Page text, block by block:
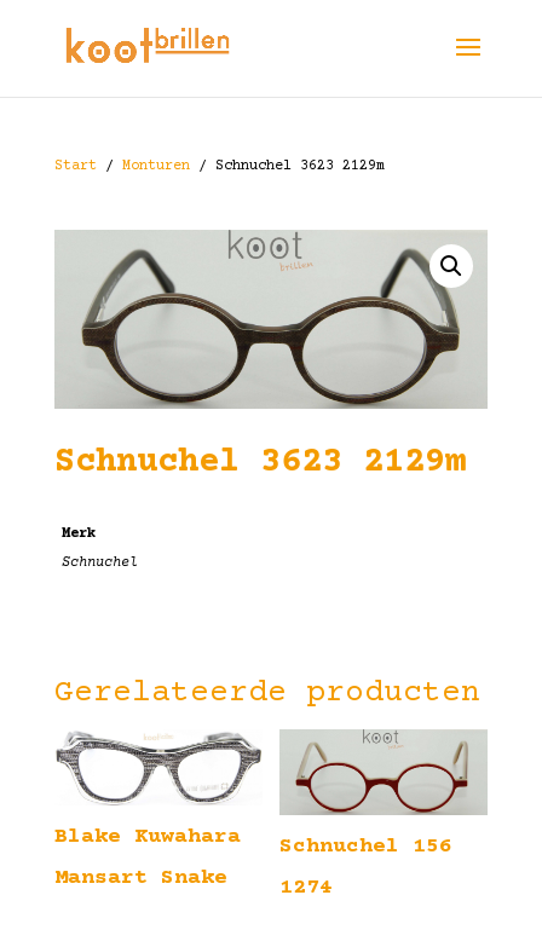
Start/ Monturen/ Schnuchel 3623 2129m
Schnuchel 3623 2129m
Merk
Schnuchel
Gerelateerde producten
Blake Kuwahara
Mansart Snake
Schnuchel 156
1274